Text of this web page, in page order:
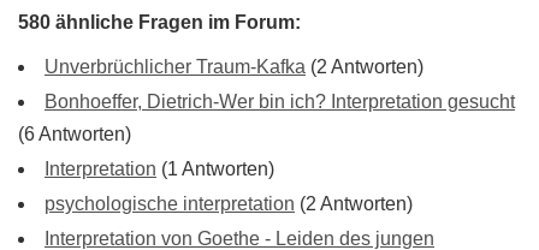
580 ähnliche Fragen im Forum:
Unverbrüchlicher Traum-Kafka (2 Antworten)
Bonhoeffer, Dietrich-Wer bin ich? Interpretation gesucht
(6 Antworten)
Interpretation (1 Antworten)
psychologische interpretation (2 Antworten)
Interpretation von Goethe - Leiden des jungen